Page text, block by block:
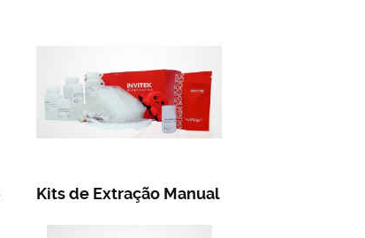
Kits de Extração Manual